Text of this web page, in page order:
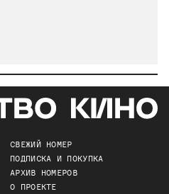
СВЕЖИЙ НОМЕР
ПОДПИСКА И ПОКУПКА
АРХИВ НОМЕРОВ
О ПРОЕКТЕ